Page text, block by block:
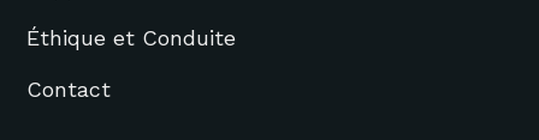
Éthique et Conduite
Contact